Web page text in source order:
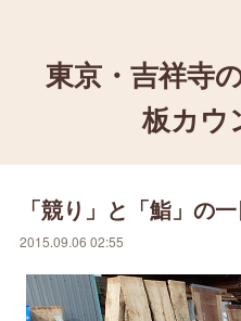
東京・吉祥寺
板カウ
「競り」と「鮨」の
2015.09.06 02:55